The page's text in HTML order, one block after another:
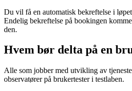
Du vil få en automatisk bekreftelse i
Endelig bekreftelse på bookingen
den.
Hvem bør delta på en
Alle som jobber med utvikling av
observatører på brukertester i testlaben.